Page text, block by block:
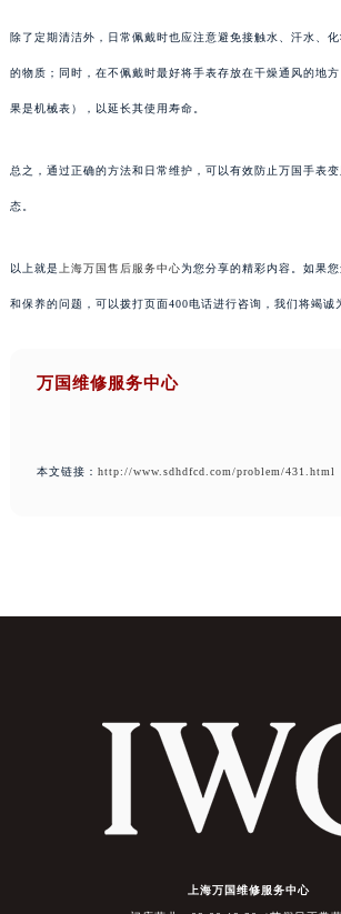
除了定期清洁外，日常佩戴时也应注意避免接触水、汗水、
的物质；同时，在不佩戴时最好将手表存放在干燥通风的地
果是机械表），以延长其使用寿命。
总之，通过正确的方法和日常维护，可以有效防止万国手表
态。
以上就是 上海万国售后服务中心为您分享的精彩内容。如果
和保养的问题，可以拨打页面400电话进行咨询，我们将竭诚
万国维修服务中心
本文链接： http://www.sdhdfcd.com/problem/431.html
上海万国维修服务中心